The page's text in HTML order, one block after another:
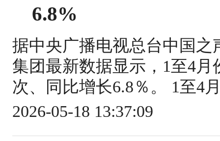
6.8%
据中央广播电视总台中国
集团最新数据显示，1至4月
次、同比增长6.8％。 1至4
2026-05-18 13:37:09